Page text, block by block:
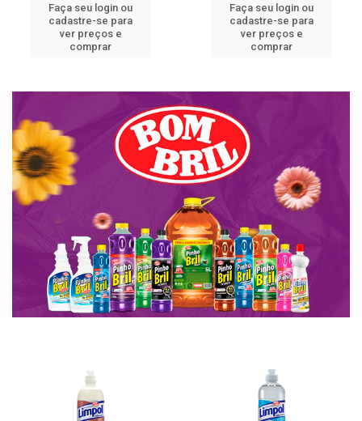
Faça seu login ou
cadastre-se para
ver preços e
comprar
Faça seu login ou
cadastre-se para
ver preços e
comprar